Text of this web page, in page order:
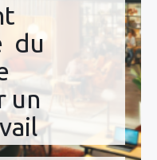
du
un